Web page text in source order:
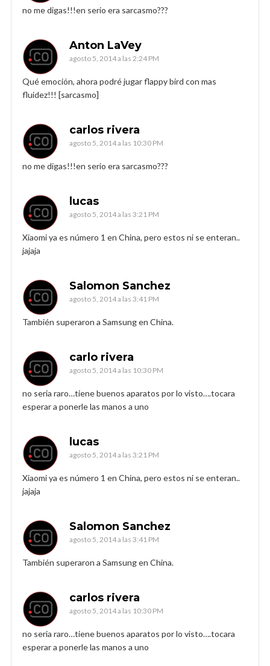
no me digas!!!en serio era sarcasmo???
Anton LaVey
agosto 5, 2014 a las 2:24 PM
Qué emoción, ahora podré jugar flappy bird con mas
fluidez!!! [sarcasmo]
carlos rivera
agosto 5, 2014 a las 10:30 PM
no me digas!!!en serio era sarcasmo???
lucas
agosto 5, 2014 a las 3:21 PM
Xiaomi ya es número 1 en China, pero estos ni se enteran..
jajaja
Salomon Sanchez
agosto 5, 2014 a las 3:41 PM
También superaron a Samsung en China.
carlo rivera
agosto 5, 2014 a las 10:30 PM
no seria raro…tiene buenos aparatos por lo visto….tocara
esperar a ponerle las manos a uno
lucas
agosto 5, 2014 a las 3:21 PM
Xiaomi ya es número 1 en China, pero estos ni se enteran..
jajaja
Salomon Sanchez
agosto 5, 2014 a las 3:41 PM
También superaron a Samsung en China.
carlos rivera
agosto 5, 2014 a las 10:30 PM
no seria raro…tiene buenos aparatos por lo visto….tocara
esperar a ponerle las manos a uno